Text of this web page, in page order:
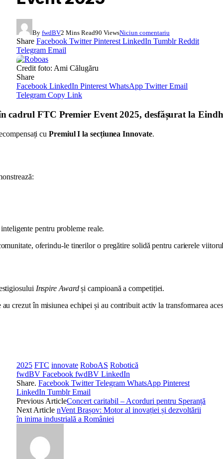
By fwdBV2 Mins Read90 ViewsNiciun comentariu
Share Facebook Twitter Pinterest LinkedIn Tumblr Reddit
Telegram Email
Credit foto: Ami Călugăru
Share
Facebook LinkedIn Pinterest WhatsApp Twitter Email
Telegram Copy Link
FTC Premier Event 2025, desfășurat la
cu Premiul I la secțiunea Innovate.
pentru probleme reale.
oferindu-le tinerilor o pregătire solidă pentru carierele
Inspire Award și campioană a competiției.
crezut în misiunea echipei și au contribuit activ la transformarea
2025 FTC innovate RoboAS Robotică
fwdBV Facebook fwdBV LinkedIn
Share. Facebook Twitter Telegram WhatsApp Pinterest
LinkedIn Tumblr Email
Previous ArticleConcert caritabil – Acorduri pentru Speranță
Next Article nVent Brașov: Motor al inovației și dezvoltării
în inima industrială a României